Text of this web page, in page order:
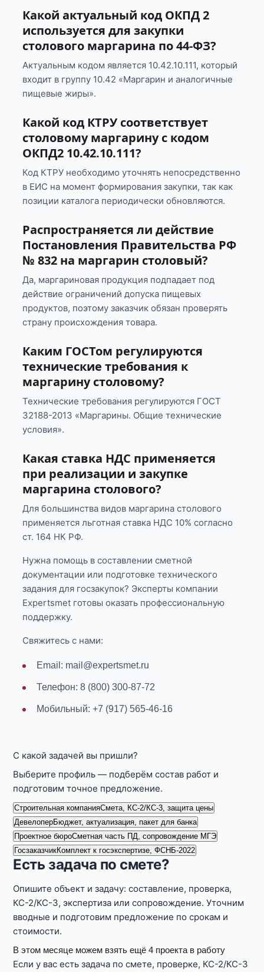
Какой актуальный код ОКПД 2
используется для закупки
столового маргарина по 44-ФЗ?
Актуальным кодом является 10.42.10.111, который
входит в группу 10.42 «Маргарин и аналогичные
пищевые жиры».
Какой код КТРУ соответствует
столовому маргарину с кодом
ОКПД2 10.42.10.111?
Код КТРУ необходимо уточнять непосредственно
в ЕИС на момент формирования закупки, так как
позиции каталога периодически обновляются.
Распространяется ли действие
Постановления Правительства РФ
№ 832 на маргарин столовый?
Да, маргариновая продукция подпадает под
действие ограничений допуска пищевых
продуктов, поэтому заказчик обязан проверять
страну происхождения товара.
Каким ГОСТом регулируются
технические требования к
маргарину столовому?
Технические требования регулируются ГОСТ
32188-2013 «Маргарины. Общие технические
условия».
Какая ставка НДС применяется
при реализации и закупке
маргарина столового?
Для большинства видов маргарина столового
применяется льготная ставка НДС 10% согласно
ст. 164 НК РФ.
Нужна помощь в составлении сметной
документации или подготовке технического
задания для госзакупок? Эксперты компании
Expertsmet готовы оказать профессиональную
поддержку.
Свяжитесь с нами:
Email: mail@expertsmet.ru
Телефон: 8 (800) 300-87-72
Мобильный: +7 (917) 565-46-16
С какой задачей вы пришли?
Выберите профиль — подберём состав работ и
подготовим точное предложение.
Строительная компанияСмета, КС-2/КС-3, защита цены
ДевелоперБюджет, актуализация, пакет для банка
Проектное бюроСметная часть ПД, сопровождение МГЭ
ГосзаказчикКомплект к госэкспертизе, ФСНБ-2022
Есть задача по смете?
Опишите объект и задачу: составление, проверка,
КС-2/КС-3, экспертиза или сопровождение. Уточним
вводные и подготовим предложение по срокам и
стоимости.
В этом месяце можем взять ещё 4 проекта в работу
Если у вас есть задача по смете, проверке, КС-2/КС-3